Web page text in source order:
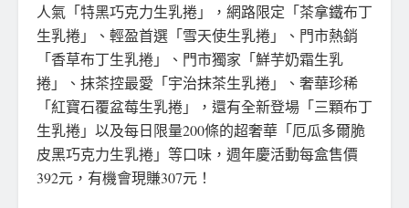
人氣「特黑巧克力生乳捲」，網路限定「茶拿鐵布丁
生乳捲」、輕盈首選「雪天使生乳捲」、門市熱銷
「香草布丁生乳捲」、門市獨家「鮮芋奶霜生乳
捲」、抹茶控最愛「宇治抹茶生乳捲」、奢華珍稀
「紅寶石覆盆莓生乳捲」，還有全新登場「三顆布丁
生乳捲」以及每日限量200條的超奢華「厄瓜多爾脆
皮黑巧克力生乳捲」等口味，週年慶活動每盒售價
392元，有機會現賺307元！